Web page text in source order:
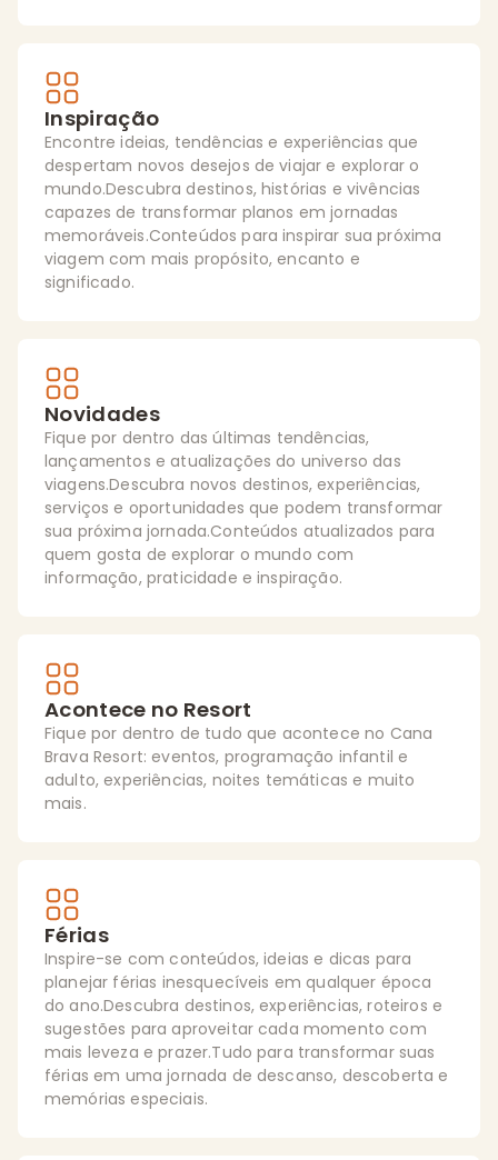
Inspiração
Encontre ideias, tendências e experiências que
despertam novos desejos de viajar e explorar o
mundo.Descubra destinos, histórias e vivências
capazes de transformar planos em jornadas
memoráveis.Conteúdos para inspirar sua próxima
viagem com mais propósito, encanto e
significado.
Novidades
Fique por dentro das últimas tendências,
lançamentos e atualizações do universo das
viagens.Descubra novos destinos, experiências,
serviços e oportunidades que podem transformar
sua próxima jornada.Conteúdos atualizados para
quem gosta de explorar o mundo com
informação, praticidade e inspiração.
Acontece no Resort
Fique por dentro de tudo que acontece no Cana
Brava Resort: eventos, programação infantil e
adulto, experiências, noites temáticas e muito
mais.
Férias
Inspire-se com conteúdos, ideias e dicas para
planejar férias inesquecíveis em qualquer época
do ano.Descubra destinos, experiências, roteiros e
sugestões para aproveitar cada momento com
mais leveza e prazer.Tudo para transformar suas
férias em uma jornada de descanso, descoberta e
memórias especiais.